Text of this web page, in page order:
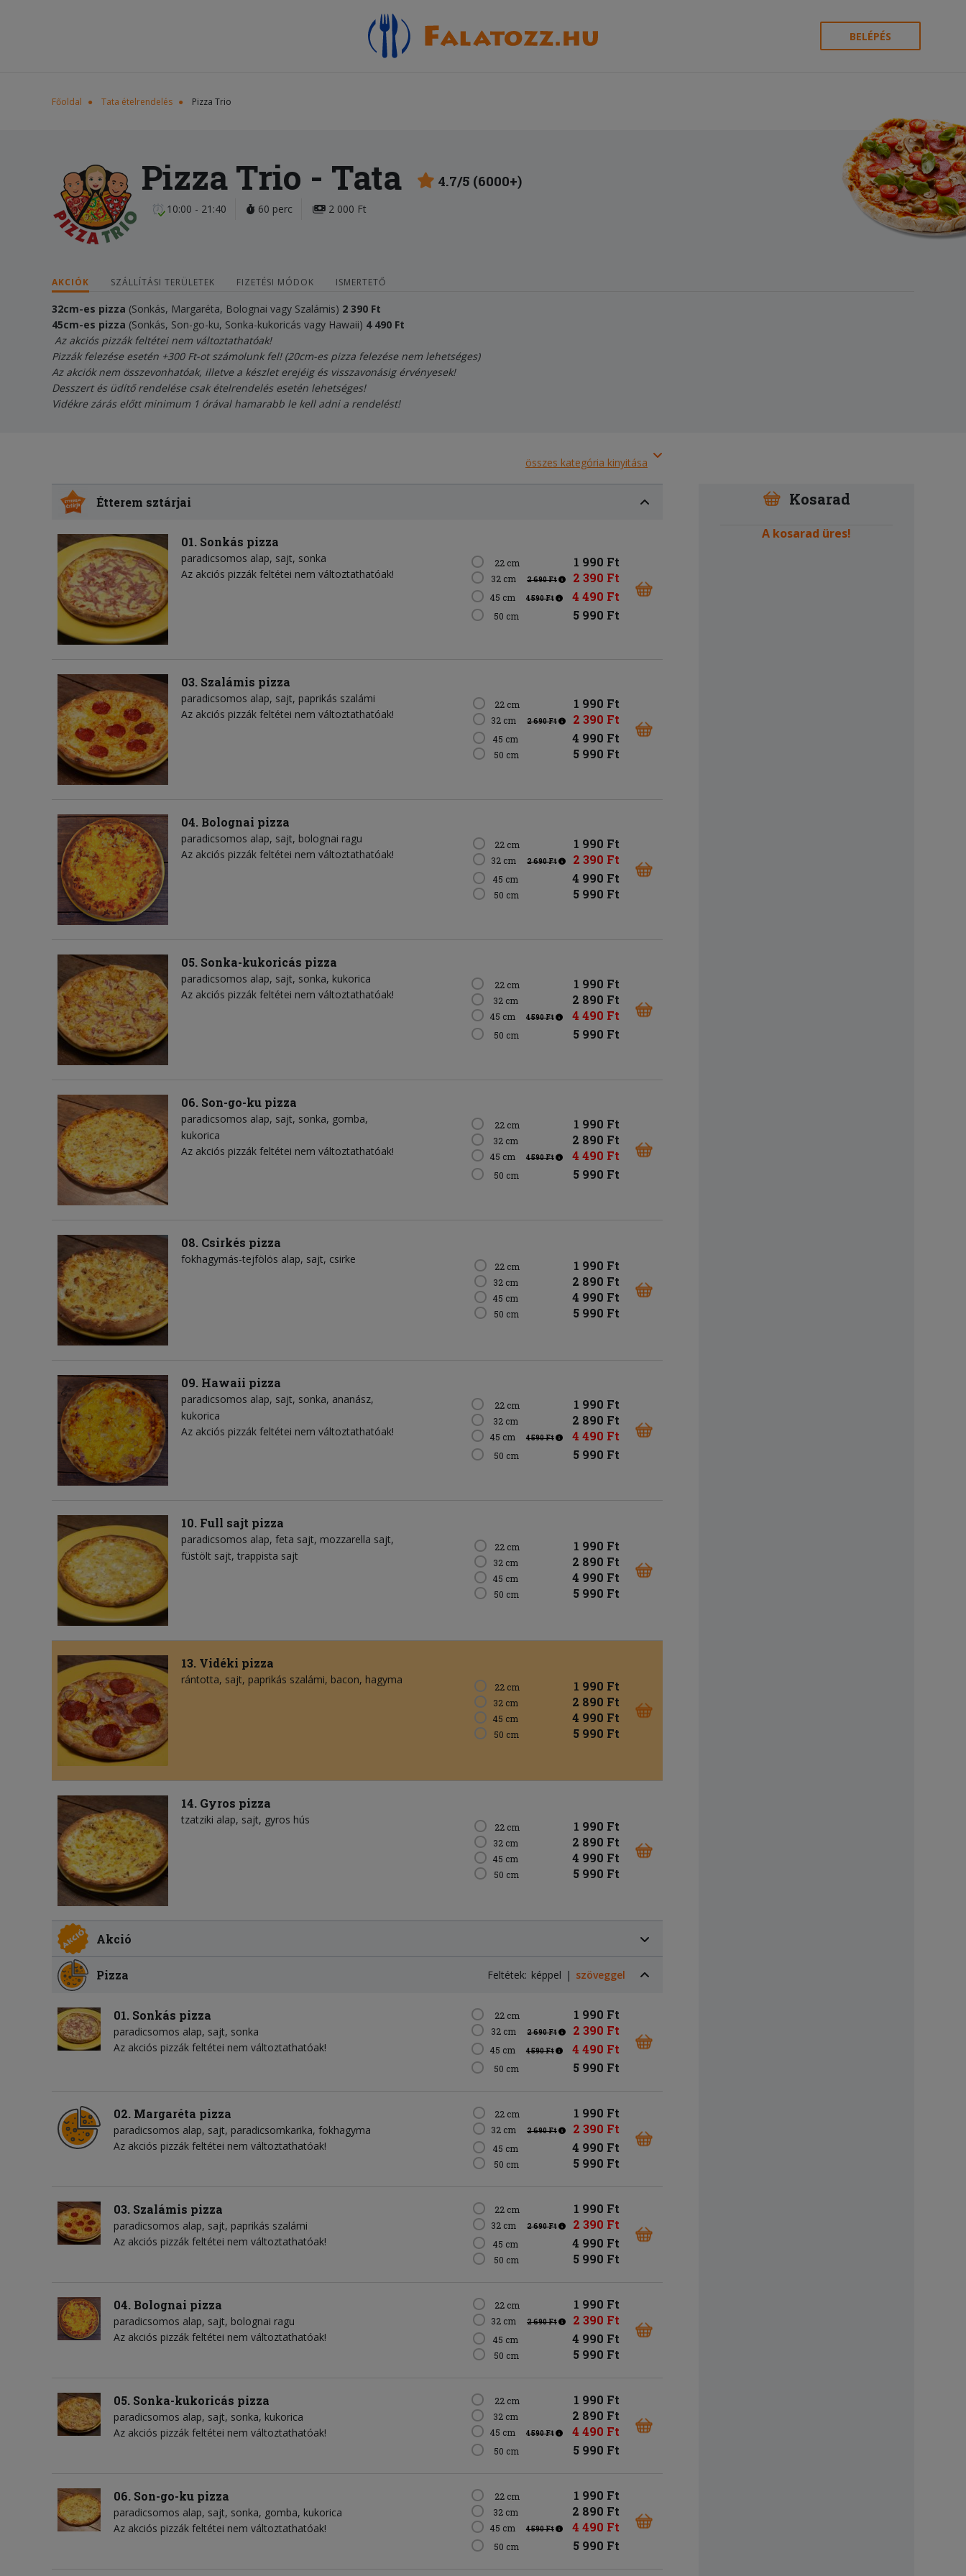
BELÉPÉS
Főoldal Tata ételrendelés Pizza Trio
Pizza Trio - Tata 4.7/5 (6000+)
10:00 - 21:40 60 perc 2 000 Ft
AKCIÓK SZÁLLÍTÁSI TERÜLETEK FIZETÉSI MÓDOK ISMERTETŐ
32cm-es pizza (Sonkás, Margaréta, Bolognai vagy Szalámis) 2 390 Ft
45cm-es pizza (Sonkás, Son-go-ku, Sonka-kukoricás vagy Hawaii) 4490 Ft
Az akciós pizzák feltétei nem változtathatóak!
Pizzák felezése esetén +300 Ft-ot számolunk fel! (20cm-es pizza felezése nem lehetséges)
Az akciók nem összevonhatóak, illetve a készlet erejéig és visszavonásig érvényesek!
Desszert és üdítő rendelése csak ételrendelés esetén lehetséges!
Vidékre zárás előtt minimum 1 órával hamarabb le kell adni a rendelést!
összes kategória kinyitása
Étterem sztárjai
01. Sonkás pizza
paradicsomos alap sajt sonka
Az akciós pizzák feltétei nem változtathatóak!
22 cm 1 990 Ft
32 cm 2 690 Ft 2 390 Ft
45 cm 4 590 Ft 4 490 Ft
50 cm 5 990 Ft
03. Szalámis pizza
paradicsomos alap sajt paprikás szalámi
Az akciós pizzák feltétei nem változtathatóak!
22 cm 1 990 Ft
32 cm 2 690 Ft 2 390 Ft
45 cm 4 990 Ft
50 cm 5 990 Ft
04. Bolognai pizza
paradicsomos alap sajt bolognai ragu
Az akciós pizzák feltétei nem változtathatóak!
22 cm 1 990 Ft
32 cm 2 690 Ft 2 390 Ft
45 cm 4 990 Ft
50 cm 5 990 Ft
05. Sonka-kukoricás pizza
paradicsomos alap sajt sonka kukorica
Az akciós pizzák feltétei nem változtathatóak!
22 cm 1 990 Ft
32 cm 2 890 Ft
45 cm 4 590 Ft 4 490 Ft
50 cm 5 990 Ft
06. Son-go-ku pizza
paradicsomos alap sajt sonka gomba
kukorica
Az akciós pizzák feltétei nem változtathatóak!
22 cm 1 990 Ft
32 cm 2 890 Ft
45 cm 4 590 Ft 4 490 Ft
50 cm 5 990 Ft
08. Csirkés pizza
fokhagymás-tejfölös alap sajt csirke
22 cm 1 990 Ft
32 cm 2 890 Ft
45 cm 4 990 Ft
50 cm 5 990 Ft
09. Hawaii pizza
paradicsomos alap sajt sonka ananász
kukorica
Az akciós pizzák feltétei nem változtathatóak!
22 cm 1 990 Ft
32 cm 2 890 Ft
45 cm 4 590 Ft 4 490 Ft
50 cm 5 990 Ft
10. Full sajt pizza
paradicsomos alap feta sajt mozzarella sajt
füstölt sajt trappista sajt
22 cm 1 990 Ft
32 cm 2 890 Ft
45 cm 4 990 Ft
50 cm 5 990 Ft
13. Vidéki pizza
rántotta sajt paprikás szalámi bacon hagyma
22 cm 1 990 Ft
32 cm 2 890 Ft
45 cm 4 990 Ft
50 cm 5 990 Ft
14. Gyros pizza
tzatziki alap sajt gyros hús
22 cm 1 990 Ft
32 cm 2 890 Ft
45 cm 4 990 Ft
50 cm 5 990 Ft
Akció
Pizza Feltétek: képpel szöveggel
01. Sonkás pizza
paradicsomos alap sajt sonka
Az akciós pizzák feltétei nem változtathatóak!
22 cm 1 990 Ft
32 cm 2 690 Ft 2 390 Ft
45 cm 4 590 Ft 4 490 Ft
50 cm 5 990 Ft
02. Margaréta pizza
paradicsomos alap sajt paradicsomkarika fokhagyma
Az akciós pizzák feltétei nem változtathatóak!
22 cm 1 990 Ft
32 cm 2 690 Ft 2 390 Ft
45 cm 4 990 Ft
50 cm 5 990 Ft
03. Szalámis pizza
paradicsomos alap sajt paprikás szalámi
Az akciós pizzák feltétei nem változtathatóak!
22 cm 1 990 Ft
32 cm 2 690 Ft 2 390 Ft
45 cm 4 990 Ft
50 cm 5 990 Ft
04. Bolognai pizza
paradicsomos alap sajt bolognai ragu
Az akciós pizzák feltétei nem változtathatóak!
22 cm 1 990 Ft
32 cm 2 690 Ft 2 390 Ft
45 cm 4 990 Ft
50 cm 5 990 Ft
05. Sonka-kukoricás pizza
paradicsomos alap sajt sonka kukorica
Az akciós pizzák feltétei nem változtathatóak!
22 cm 1 990 Ft
32 cm 2 890 Ft
45 cm 4 590 Ft 4 490 Ft
50 cm 5 990 Ft
06. Son-go-ku pizza
paradicsomos alap sajt sonka gomba kukorica
Az akciós pizzák feltétei nem változtathatóak!
22 cm 1 990 Ft
32 cm 2 890 Ft
45 cm 4 590 Ft 4 490 Ft
50 cm 5 990 Ft
Kosarad
A kosarad üres!